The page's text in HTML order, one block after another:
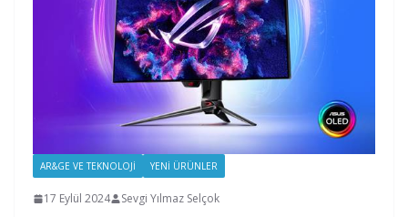
AR&GE VE TEKNOLOJI YENI ÜRÜNLER
17 Eylül 2024 Sevgi Yılmaz Selçok